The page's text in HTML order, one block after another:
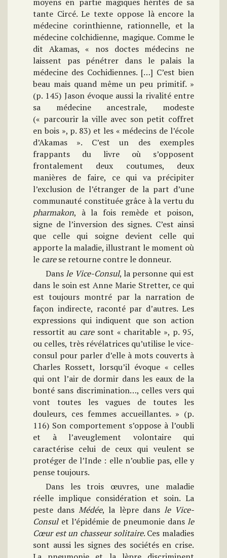
tante Circé. Le texte oppose là encore la
médecine corinthienne, rationnelle, et la
médecine colchidienne, magique. Comme le
dit Akamas, « nos doctes médecins ne
laissent pas pénétrer dans le palais la
médecine des Cochidiennes. […] C’est bien
beau mais quand même un peu primitif. »
(p. 145) Jason évoque aussi la rivalité entre
sa médecine ancestrale, modeste
(« parcourir la ville avec son petit coffret
en bois », p. 83) et les « médecins de l’école
d’Akamas ». C’est un des exemples
frappants du livre où s’opposent
frontalement deux coutumes, deux
manières de faire, ce qui va précipiter
l’exclusion de l’étranger de la part d’une
communauté constituée grâce à la vertu du
pharmakon, à la fois remède et poison,
signe de l’inversion des signes. C’est ainsi
que celle qui soigne devient celle qui
apporte la maladie, illustrant le moment où
le carese retourne contre le donneur.
Dansle Vice-Consul, la personne qui est
dans le soin est Anne Marie Stretter, ce qui
est toujours montré par la narration de
façon indirecte, raconté par d’autres. Les
expressions qui indiquent que son action
ressortit au caresont « charitable », p. 95,
ou celles, très révélatrices qu’utilise le vice-
consul pour parler d’elle à mots couverts à
Charles Rossett, lorsqu’il évoque « celles
qui ont l’air de dormir dans les eaux de la
bonté sans discrimination…, celles vers qui
vont toutes les vagues de toutes les
douleurs, ces femmes accueillantes. » (p.
116) Son comportement s’oppose à l’oubli
et à l’aveuglement volontaire qui
caractérise celui de ceux qui veulent se
protéger de l’Inde : elle n’oublie pas, elle y
pense toujours.
Dans les trois œuvres, une maladie
réelle implique considération et soin. La
peste dansMédée, la lèpre dans le Vice-
Consulet l’épidémie de pneumonie dans le
Cœur est un chasseur solitaire. Ces maladies
sont aussi les signes des sociétés en crise.